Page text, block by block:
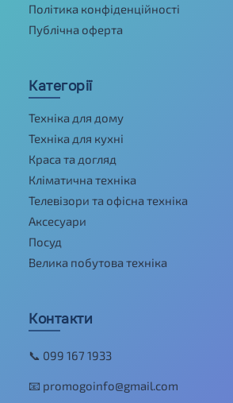
Політика конфіденційності
Публічна оферта
Категорії
Техніка для дому
Техніка для кухні
Краса та догляд
Кліматична техніка
Телевізори та офісна техніка
Аксесуари
Посуд
Велика побутова техніка
Контакти
📞 099 167 1933
📧 promogoinfo@gmail.com